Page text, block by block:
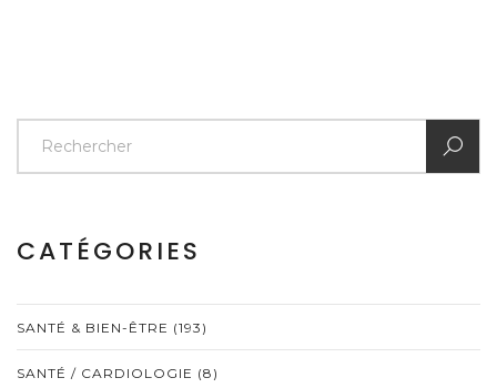
CATÉGORIES
SANTÉ & BIEN-ÊTRE (193)
SANTÉ / CARDIOLOGIE (8)